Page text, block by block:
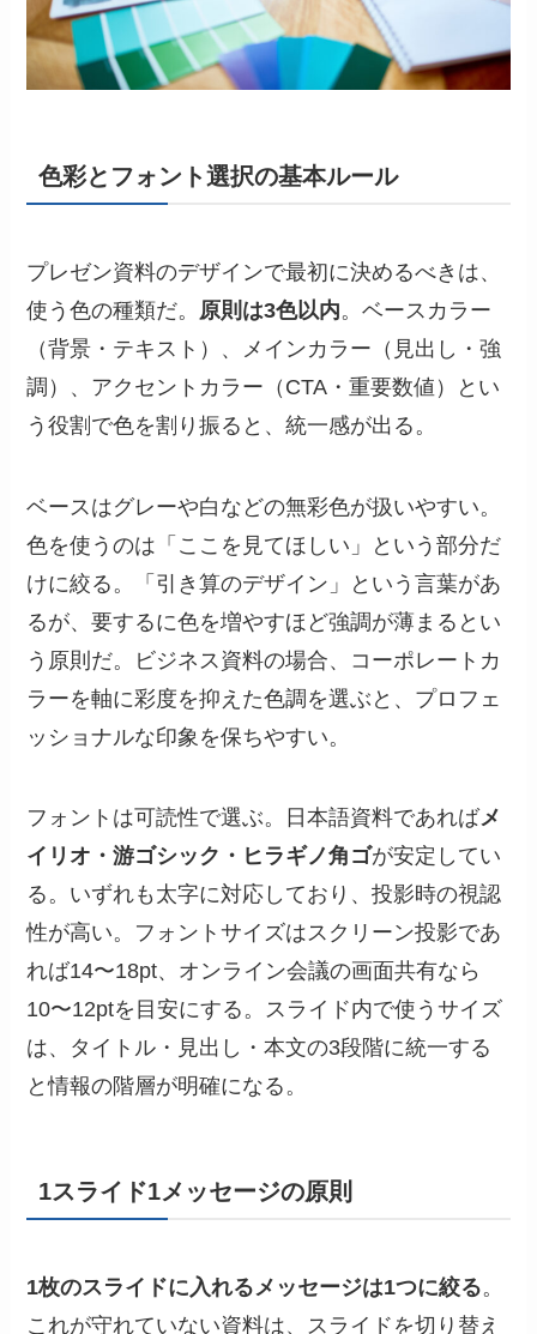
色彩とフォント選択の基本ルール
プレゼン資料のデザインで最初に決めるべきは、
使う色の種類だ。 原則は3色以内。ベースカラー
（背景・テキスト）、メインカラー（見出し・強
調）、アクセントカラー（CTA・重要数値）とい
う役割で色を割り振ると、統一感が出る。
ベースはグレーや白などの無彩色が扱いやすい。
色を使うのは「ここを見てほしい」という部分だ
けに絞る。「引き算のデザイン」という言葉があ
るが、要するに色を増やすほど強調が薄まるとい
う原則だ。ビジネス資料の場合、コーポレートカ
ラーを軸に彩度を抑えた色調を選ぶと、プロフェ
ッショナルな印象を保ちやすい。
フォントは可読性で選ぶ。日本語資料であればメ
イリオ・游ゴシック・ヒラギノ角ゴが安定してい
る。いずれも太字に対応しており、投影時の視認
性が高い。フォントサイズはスクリーン投影であ
れば14〜18pt、オンライン会議の画面共有なら
10〜12ptを目安にする。スライド内で使うサイズ
は、タイトル・見出し・本文の3段階に統一する
と情報の階層が明確になる。
1スライド1メッセージの原則
1枚のスライドに入れるメッセージは1つに絞る。
これが守れていない資料は、スライドを切り替え